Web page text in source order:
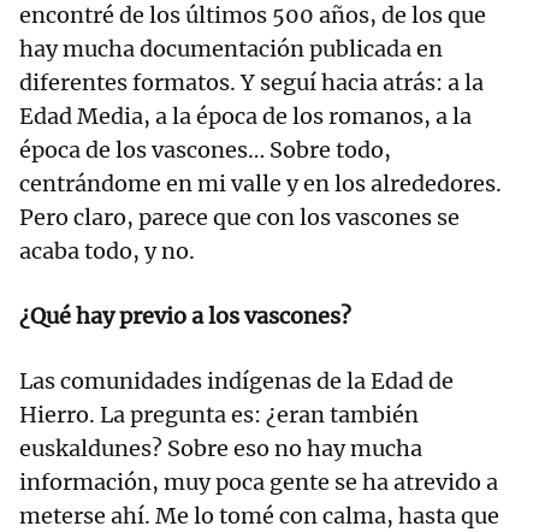
encontré de los últimos 500 años, de los que
hay mucha documentación publicada en
diferentes formatos. Y seguí hacia atrás: a la
Edad Media, a la época de los romanos, a la
época de los vascones… Sobre todo,
centrándome en mi valle y en los alrededores.
Pero claro, parece que con los vascones se
acaba todo, y no.
¿Qué hay previo a los vascones?
Las comunidades indígenas de la Edad de
Hierro. La pregunta es: ¿eran también
euskaldunes? Sobre eso no hay mucha
información, muy poca gente se ha atrevido a
meterse ahí. Me lo tomé con calma, hasta que